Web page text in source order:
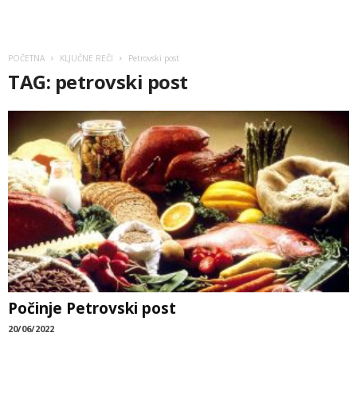
POČETNA KLJUČNE REČI Petrovski post
TAG: petrovski post
Počinje Petrovski post
20/06/2022